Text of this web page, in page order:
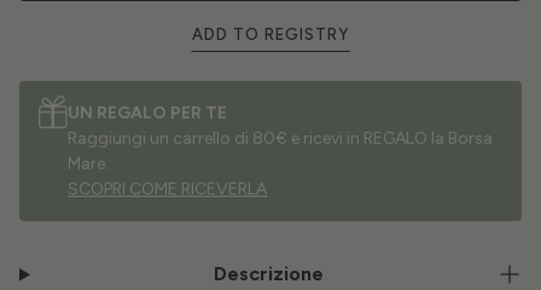
ADD TO REGISTRY
UN REGALO PER TE
Raggiungi un carrello di 80€ e ricevi in REGALO la Borsa
Mare.
SCOPRI COME RICEVERLA
Descrizione